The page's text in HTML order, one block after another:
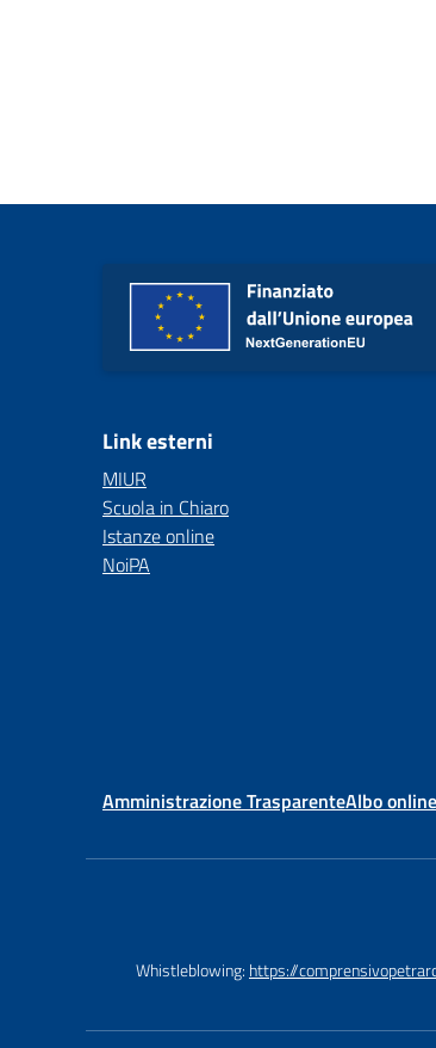
Link esterni
MIUR
Scuola in Chiaro
Istanze online
NoiPA
Amministrazione TrasparenteAlbo online
Whistleblowing: https://